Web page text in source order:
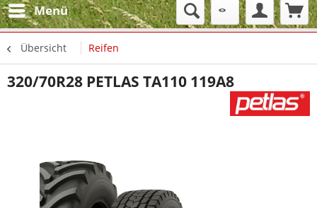
Menü
Übersicht Reifen
320/70R28 PETLAS TA110 119A8